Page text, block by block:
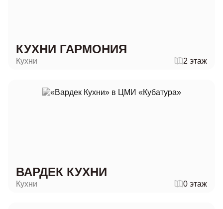
КУХНИ ГАРМОНИЯ
Кухни 2 этаж
ВАРДЕК КУХНИ
Кухни 0 этаж